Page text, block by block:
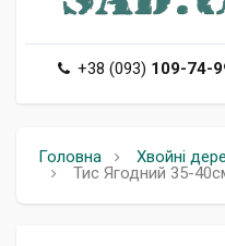
+38 (093) 109-74-
Головна Хвойні
Тис Ягодний 35-